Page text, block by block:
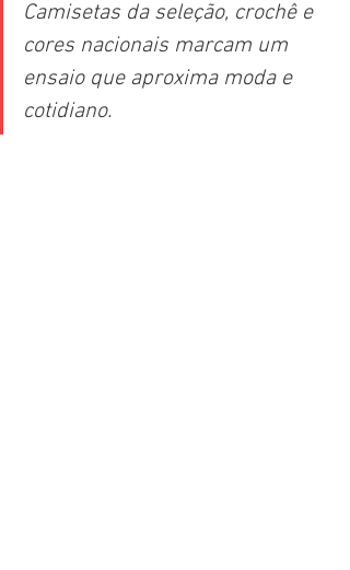
Camisetas da seleção, crochê e
cores nacionais marcam um
ensaio que aproxima moda e
cotidiano.